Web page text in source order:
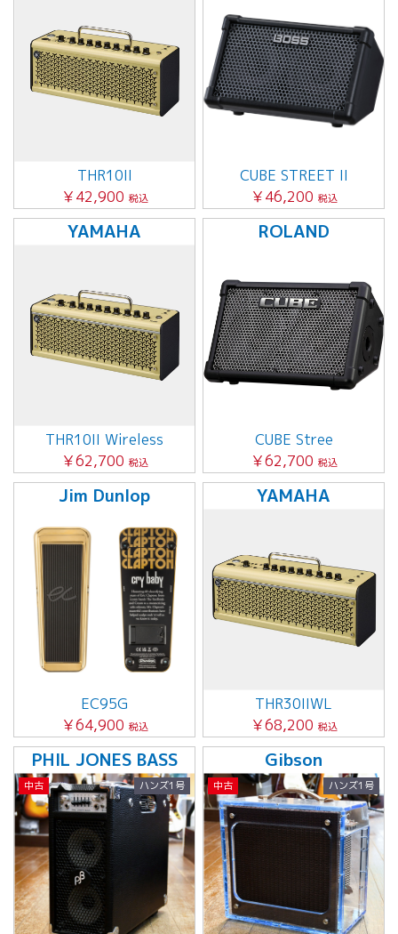
THR10II
￥42,900 税込
CUBE STREET II
￥46,200 税込
YAMAHA
THR10II Wireless
￥62,700 税込
ROLAND
CUBE Stree
￥62,700 税込
Jim Dunlop
EC95G
￥64,900 税込
YAMAHA
THR30IIWL
￥68,200 税込
PHIL JONES BASS
中古 ハンズ1号
Gibson
中古 ハンズ1号